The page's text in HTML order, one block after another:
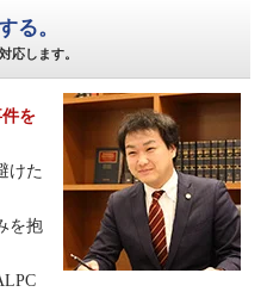
る。
応します。
を
けた
を抱